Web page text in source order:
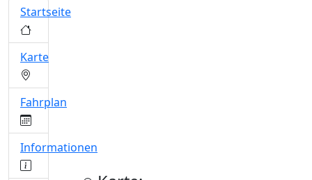
Startseite
Karte
Fahrplan
Informationen